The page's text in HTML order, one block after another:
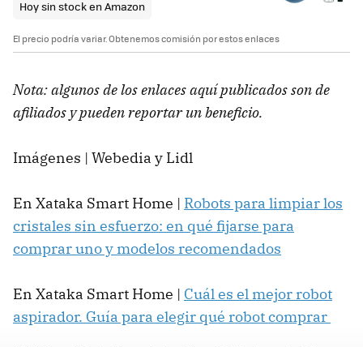
Hoy sin stock en Amazon
El precio podría variar. Obtenemos comisión por estos enlaces
Nota: algunos de los enlaces aquí publicados son de
afiliados y pueden reportar un beneficio.
Imágenes | Webedia y Lidl
En Xataka Smart Home | Robots para limpiar los
cristales sin esfuerzo: en qué fijarse para
comprar uno y modelos recomendados
En Xataka Smart Home | Cuál es el mejor robot
aspirador. Guía para elegir qué robot comprar